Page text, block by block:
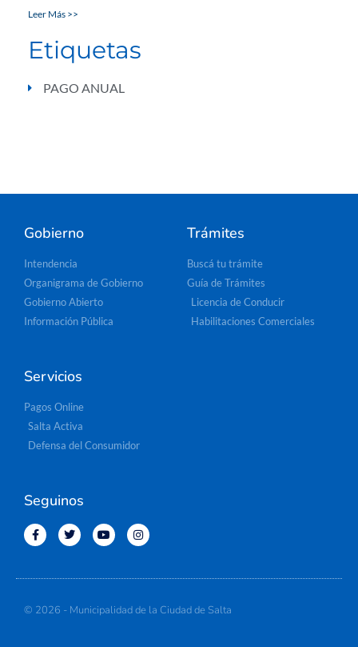
Leer Más >>
Etiquetas
PAGO ANUAL
Gobierno
Intendencia
Organigrama de Gobierno
Gobierno Abierto
Información Pública
Trámites
Buscá tu trámite
Guía de Trámites
Licencia de Conducir
Habilitaciones Comerciales
Servicios
Pagos Online
Salta Activa
Defensa del Consumidor
Seguinos
© 2026 - Municipalidad de la Ciudad de Salta